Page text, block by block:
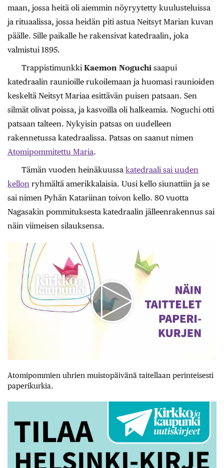
maan, jossa heitä oli aiemmin nöyryytetty kuulusteluissa
ja rituaalissa, jossa heidän piti astua Neitsyt Marian kuvan
päälle. Sille paikalle he rakensivat katedraalin, joka
valmistui 1895.
Trappistimunkki Kaemon Noguchi saapui
katedraalin raunioille rukoilemaan ja huomasi raunioiden
keskeltä Neitsyt Mariaa esittävän puisen patsaan. Sen
silmät olivat poissa, ja kasvoilla oli halkeamia. Noguchi otti
patsaan talteen. Nykyisin patsas on uudelleen
rakennetussa katedraalissa. Patsas on saanut nimen
Atomipommitettu Maria.
Tämän vuoden heinäkuussa katedraali sai uuden
kellon ryhmältä amerikkalaisia. Uusi kello siunattiin ja se
sai nimen Pyhän Katariinan toivon kello. 80 vuotta
Nagasakin pommituksesta katedraalin jälleenrakennus sai
näin viimeisen silauksensa.
Atomipommien uhrien muistopäivänä taitellaan perinteisesti
paperikurkia.